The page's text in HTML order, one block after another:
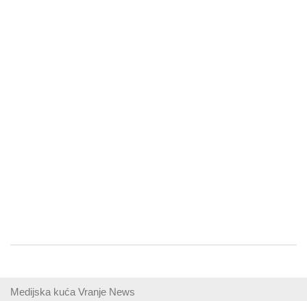
Medijska kuća Vranje News